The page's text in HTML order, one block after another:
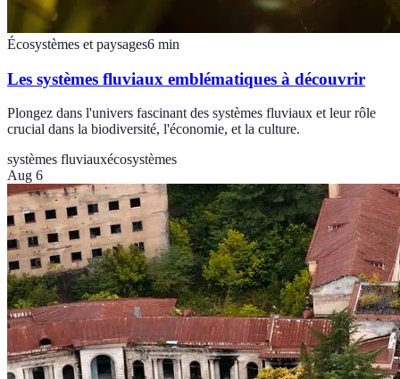
Écosystèmes et paysages6 min
Les systèmes fluviaux emblématiques à découvrir
Plongez dans l'univers fascinant des systèmes fluviaux et leur rôle
crucial dans la biodiversité, l'économie, et la culture.
systèmes fluviauxécosystèmes
Aug 6